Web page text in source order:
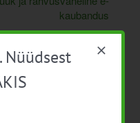
kaubandus